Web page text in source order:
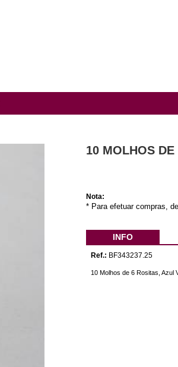
10 MOLHOS
Nota:
* Para efetuar compras,
INFO
Ref.: BF343237.25
10 Molhos de 6 Rositas, Azul